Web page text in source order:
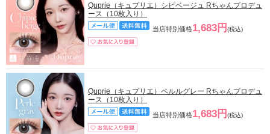
Quprie（キュプリエ）シピベージュ Rちゃんプロデュ
ース（10枚入り）
当店特別価格1,683円 (税込)
Quprie（キュプリエ）ペルルグレー Rちゃんプロデュ
ース（10枚入り）
当店特別価格1,683円 (税込)